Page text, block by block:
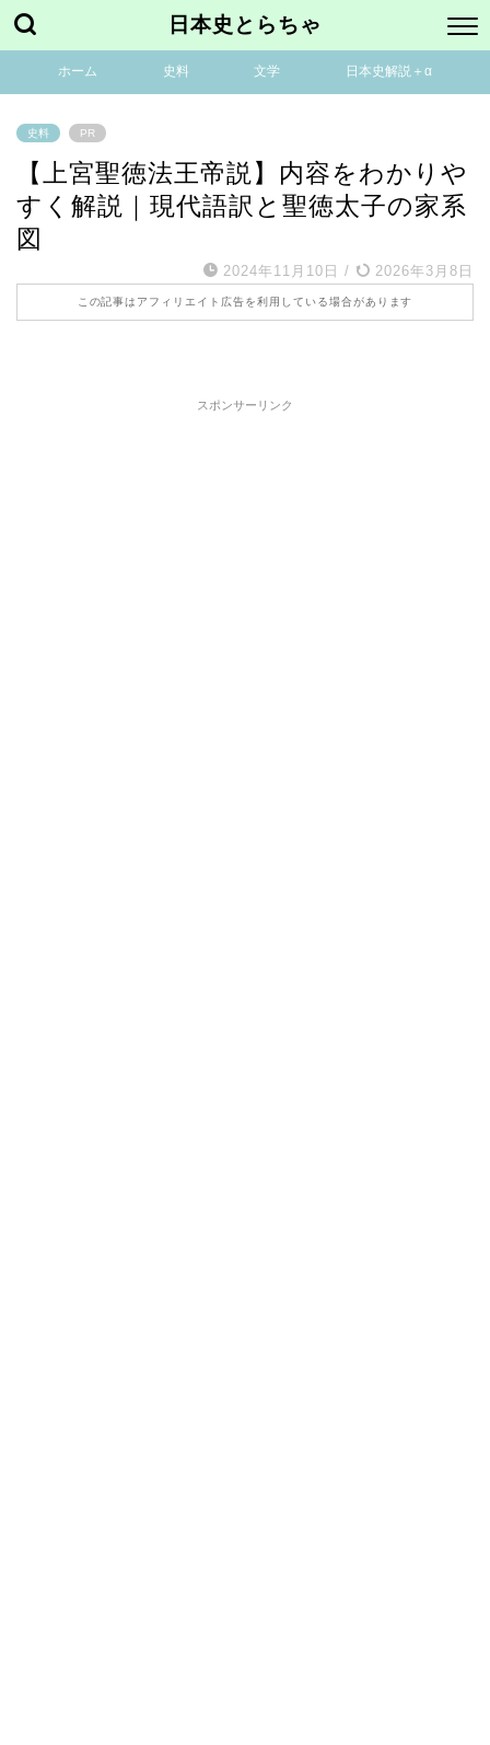
日本史とらちゃ
ホーム 史料 文学 日本史解説＋α
史料 PR
【上宮聖徳法王帝説】内容をわかりや
すく解説｜現代語訳と聖徳太子の家系
図
2024年11月10日 / 2026年3月8日
この記事はアフィリエイト広告を利用している場合があります
スポンサーリンク